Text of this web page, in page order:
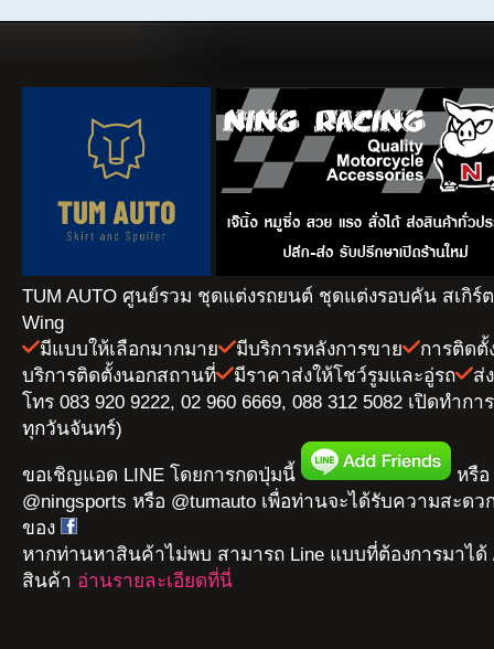
TUM AUTO ศูนย์รวม ชุดแต่งรถยนต์ ชุดแต่งรอบคัน สเกิร์
Wing
มีแบบให้เลือกมากมาย
มีบริการหลังการขาย
การติดตั้
บริการติดตั้งนอกสถานที่
มีราคาส่งให้โชว์รูมและอู่รถ
ส่
โทร 083 920 9222, 02 960 6669, 088 312 5082 เปิดทำก
ทุกวันจันทร์)
ขอเชิญแอด LINE โดยการกดปุ่มนี้
หรือ
@ningsports หรือ @tumauto เพื่อท่านจะได้รับความสะดว
ของ
หากท่านหาสินค้าไม่พบ สามารถ Line แบบที่ต้องการมาได้
สินค้า อ่านรายละเอียดที่นี่